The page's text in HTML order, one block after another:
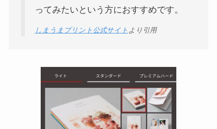
ってみたいという方におすすめです。
しまうまプリント公式サイト より引用